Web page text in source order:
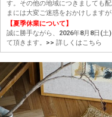
す。その他の地域につきましても
まには大変ご迷惑をおかけします
【夏季休業について】
誠に勝手ながら、2026年8月8日(
て頂きます。 >> 詳しくはこちら